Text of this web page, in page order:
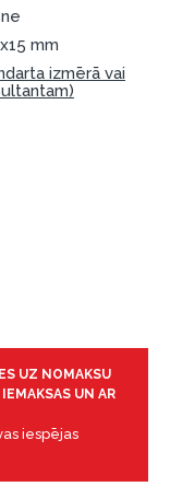
mm
izmērā vai
UZ NOMAKSU
UN AR
iespējas